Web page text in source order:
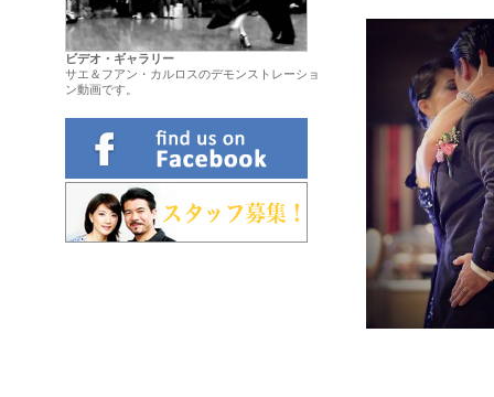
ビデオ・ギャラリー
サエ＆フアン・カルロスのデモンストレーショ
ン動画です。